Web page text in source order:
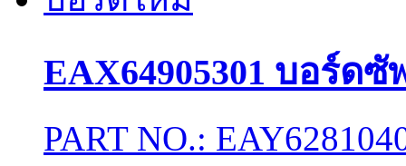
EAX64905301 บอร์ดซั
PART NO.: